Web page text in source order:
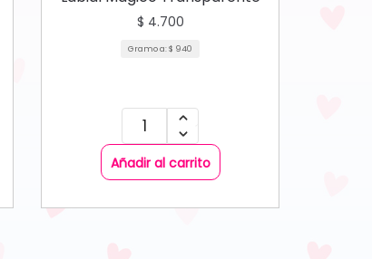
$ 4.700
Gramo a:$ 940
Añadir al carrito